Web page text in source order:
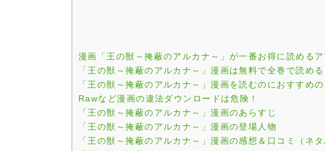
漫画「王の獣～掩蔽のアルカナ～」が一番お得に読める
「王の獣～掩蔽のアルカナ～」漫画は無料で全巻で読め
「王の獣～掩蔽のアルカナ～」漫画を読むのにおすすめ
Rawなど漫画の違法ダウンロードは危険！
「王の獣～掩蔽のアルカナ～」漫画のあらすじ
「王の獣～掩蔽のアルカナ～」漫画の登場人物
「王の獣～掩蔽のアルカナ～」漫画の感想＆口コミ（ネタ